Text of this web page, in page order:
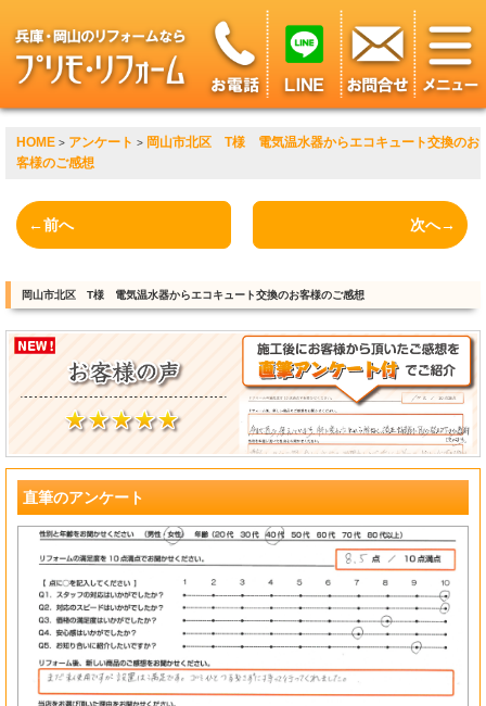
HOME > アンケート > 岡山市北区 T様 電気温水器からエコキュート交換のお
客様のご感想
←前へ 次へ→
岡山市北区 T様 電気温水器からエコキュート交換のお客様のご感想
直筆のアンケート